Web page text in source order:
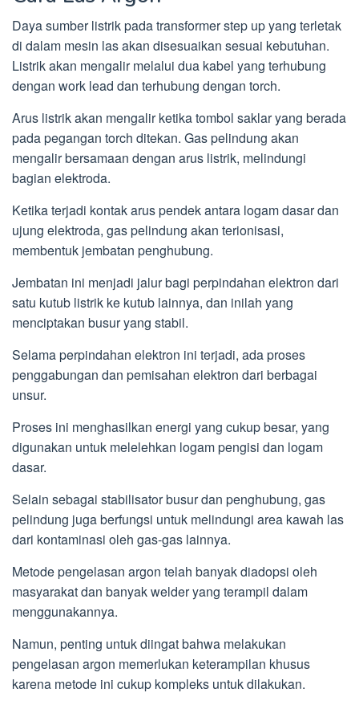
Daya sumber listrik pada transformer step up yang terletak
di dalam mesin las akan disesuaikan sesuai kebutuhan.
Listrik akan mengalir melalui dua kabel yang terhubung
dengan work lead dan terhubung dengan torch.
Arus listrik akan mengalir ketika tombol saklar yang berada
pada pegangan torch ditekan. Gas pelindung akan
mengalir bersamaan dengan arus listrik, melindungi
bagian elektroda.
Ketika terjadi kontak arus pendek antara logam dasar dan
ujung elektroda, gas pelindung akan terionisasi,
membentuk jembatan penghubung.
Jembatan ini menjadi jalur bagi perpindahan elektron dari
satu kutub listrik ke kutub lainnya, dan inilah yang
menciptakan busur yang stabil.
Selama perpindahan elektron ini terjadi, ada proses
penggabungan dan pemisahan elektron dari berbagai
unsur.
Proses ini menghasilkan energi yang cukup besar, yang
digunakan untuk melelehkan logam pengisi dan logam
dasar.
Selain sebagai stabilisator busur dan penghubung, gas
pelindung juga berfungsi untuk melindungi area kawah las
dari kontaminasi oleh gas-gas lainnya.
Metode pengelasan argon telah banyak diadopsi oleh
masyarakat dan banyak welder yang terampil dalam
menggunakannya.
Namun, penting untuk diingat bahwa melakukan
pengelasan argon memerlukan keterampilan khusus
karena metode ini cukup kompleks untuk dilakukan.